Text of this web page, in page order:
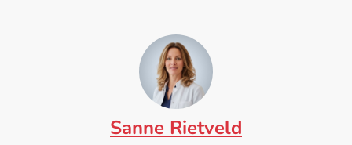
Sanne Rietveld